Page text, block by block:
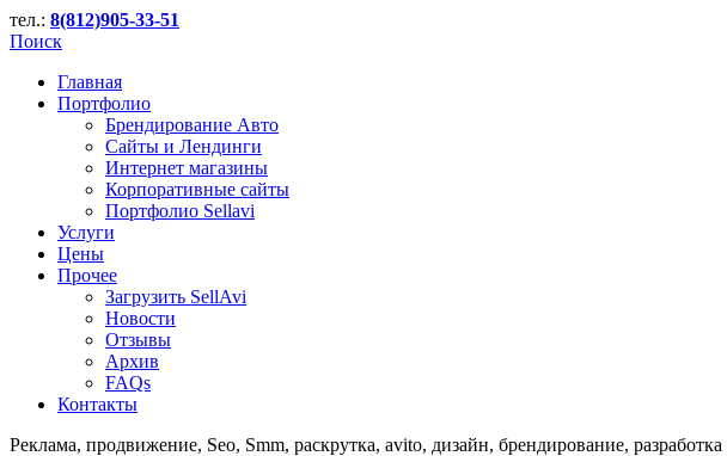
тел.: 8(812)905-33-51
Поиск
Главная
Портфолио
Брендирование Авто
Сайты и Лендинги
Интернет магазины
Корпоративные сайты
Портфолио Sellavi
Услуги
Цены
Прочее
Загрузить SellAvi
Новости
Отзывы
Архив
FAQs
Контакты
Реклама, продвижение, Seo, Smm, раскрутка, avito, дизайн, брендирование, разработка